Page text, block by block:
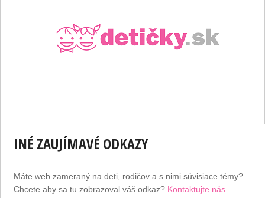
INÉ ZAUJÍMAVÉ ODKAZY
Máte web zameraný na deti, rodičov a s nimi súvisiace témy?
Chcete aby sa tu zobrazoval váš odkaz? Kontaktujte nás